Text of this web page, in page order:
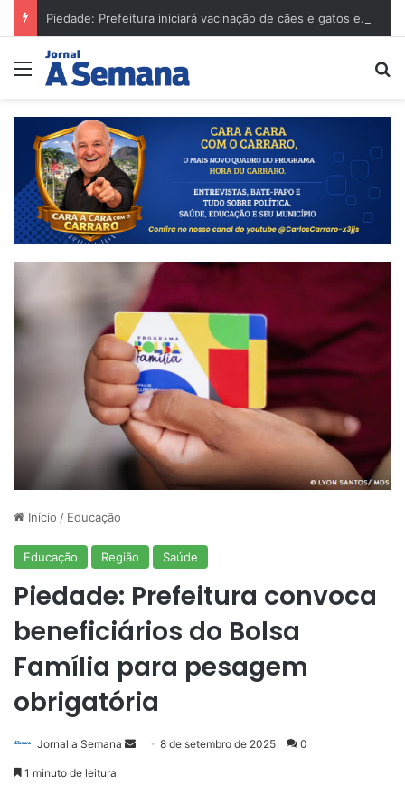
Piedade: Prefeitura iniciará vacinação de cães e gatos em agosto
Menu
Início / Educação
Educação Região Saúde
Piedade: Prefeitura convoca
beneficiários do Bolsa
Família para pesagem
obrigatória
Jornal a Semana
Mande8 de setembro de 2025 0
1 minuto de leitura